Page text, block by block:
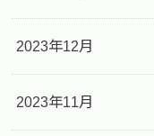
2023年12月
2023年11月